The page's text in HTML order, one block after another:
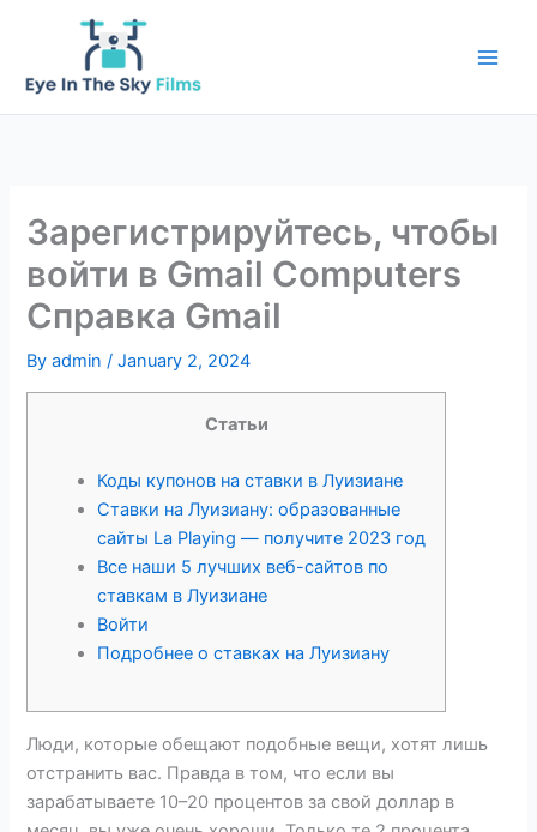
Зарегистрируйтесь, чтобы
войти в Gmail Computers
Справка Gmail
Byadmin/January 2, 2024
Статьи
Коды купонов на ставки в Луизиане
Ставки на Луизиану: образованные
сайты La Playing — получите 2023 год
Все наши 5 лучших веб-сайтов по
ставкам в Луизиане
Войти
Подробнее о ставках на Луизиану
Люди, которые обещают подобные вещи, хотят лишь
отстранить вас. Правда в том, что если вы
зарабатываете 10–20 процентов за свой доллар в